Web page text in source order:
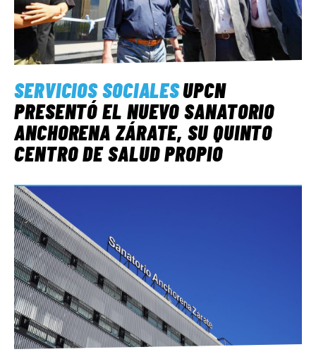
SERVICIOS SOCIALESUPCN
PRESENTÓ EL NUEVO SANATORIO
ANCHORENA ZÁRATE, SU QUINTO
CENTRO DE SALUD PROPIO